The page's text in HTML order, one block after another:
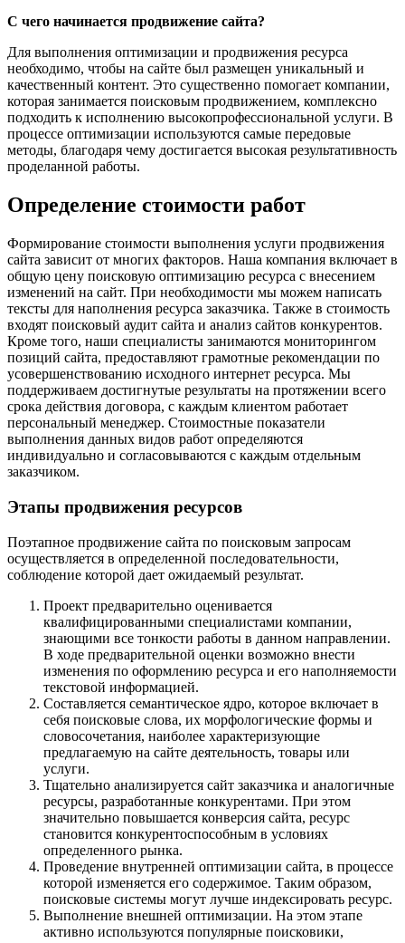
С чего начинается продвижение сайта?
Для выполнения оптимизации и продвижения ресурса
необходимо, чтобы на сайте был размещен уникальный и
качественный контент. Это существенно помогает компании,
которая занимается поисковым продвижением, комплексно
подходить к исполнению высокопрофессиональной услуги. В
процессе оптимизации используются самые передовые
методы, благодаря чему достигается высокая результативность
проделанной работы.
Определение стоимости работ
Формирование стоимости выполнения услуги продвижения
сайта зависит от многих факторов. Наша компания включает в
общую цену поисковую оптимизацию ресурса с внесением
изменений на сайт. При необходимости мы можем написать
тексты для наполнения ресурса заказчика. Также в стоимость
входят поисковый аудит сайта и анализ сайтов конкурентов.
Кроме того, наши специалисты занимаются мониторингом
позиций сайта, предоставляют грамотные рекомендации по
усовершенствованию исходного интернет ресурса. Мы
поддерживаем достигнутые результаты на протяжении всего
срока действия договора, с каждым клиентом работает
персональный менеджер. Стоимостные показатели
выполнения данных видов работ определяются
индивидуально и согласовываются с каждым отдельным
заказчиком.
Этапы продвижения ресурсов
Поэтапное продвижение сайта по поисковым запросам
осуществляется в определенной последовательности,
соблюдение которой дает ожидаемый результат.
Проект предварительно оценивается
квалифицированными специалистами компании,
знающими все тонкости работы в данном направлении.
В ходе предварительной оценки возможно внести
изменения по оформлению ресурса и его наполняемости
текстовой информацией.
Составляется семантическое ядро, которое включает в
себя поисковые слова, их морфологические формы и
словосочетания, наиболее характеризующие
предлагаемую на сайте деятельность, товары или
услуги.
Тщательно анализируется сайт заказчика и аналогичные
ресурсы, разработанные конкурентами. При этом
значительно повышается конверсия сайта, ресурс
становится конкурентоспособным в условиях
определенного рынка.
Проведение внутренней оптимизации сайта, в процессе
которой изменяется его содержимое. Таким образом,
поисковые системы могут лучше индексировать ресурс.
Выполнение внешней оптимизации. На этом этапе
активно используются популярные поисковики,